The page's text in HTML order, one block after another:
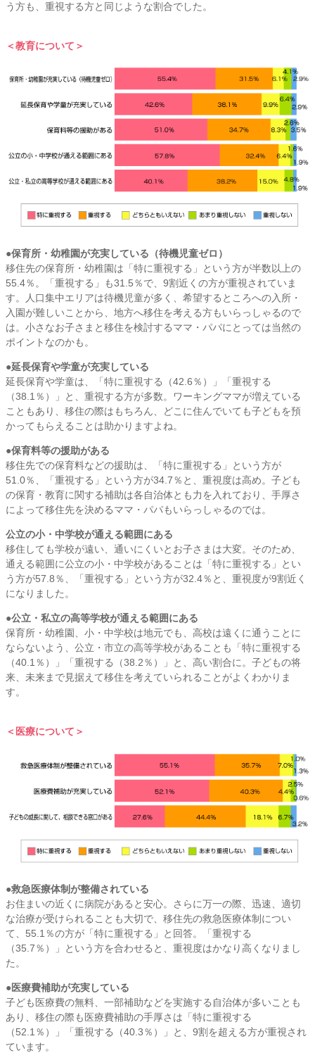
う方も、重視する方と同じような割合でした。
＜教育について＞
●保育所・幼稚園が充実している（待機児童ゼロ）
移住先の保育所・幼稚園は「特に重視する」という方が半数以上の
55.4％。「重視する」も31.5％で、9割近くの方が重視されていま
す。人口集中エリアは待機児童が多く、希望するところへの入所・
入園が難しいことから、地方へ移住を考える方もいらっしゃるので
は。小さなお子さまと移住を検討するママ・パパにとっては当然の
ポイントなのかも。
●延長保育や学童が充実している
延長保育や学童は、「特に重視する（42.6％）」「重視する
（38.1％）」と、重視する方が多数。ワーキングママが増えている
こともあり、移住の際はもちろん、どこに住んでいても子どもを預
かってもらえることは助かりますよね。
●保育料等の援助がある
移住先での保育料などの援助は、「特に重視する」という方が
51.0％、「重視する」という方が34.7％と、重視度は高め。子ども
の保育・教育に関する補助は各自治体とも力を入れており、手厚さ
によって移住先を決めるママ・パパもいらっしゃるのでは。
公立の小・中学校が通える範囲にある
移住しても学校が遠い、通いにくいとお子さまは大変。そのため、
通える範囲に公立の小・中学校があることは「特に重視する」とい
う方が57.8％、「重視する」という方が32.4％と、重視度が9割近く
になりました。
●公立・私立の高等学校が通える範囲にある
保育所・幼稚園、小・中学校は地元でも、高校は遠くに通うことに
ならないよう、公立・市立の高等学校があることも「特に重視する
（40.1％）」「重視する（38.2％）」と、高い割合に。子どもの将
来、未来まで見据えて移住を考えていられることがよくわかりま
す。
＜医療について＞
●救急医療体制が整備されている
お住まいの近くに病院があると安心。さらに万一の際、迅速、適切
な治療が受けられることも大切で、移住先の救急医療体制につい
て、55.1％の方が「特に重視する」と回答。「重視する
（35.7％）」という方を合わせると、重視度はかなり高くなりまし
た。
●医療費補助が充実している
子ども医療費の無料、一部補助などを実施する自治体が多いことも
あり、移住の際も医療費補助の手厚さは「特に重視する
（52.1％）」「重視する（40.3％）」と、9割を超える方が重視され
ています。
click to expand contents